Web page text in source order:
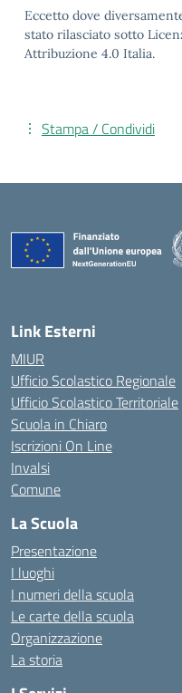
Eccetto dove
stato rilasciato sotto
Attribuzione 4.0 Italia.
Stampa / Condividi
Link Esterni
MIUR
Ufficio Scolastico Regionale
Ufficio Scolastico Territoriale
Scuola in Chiaro
Iscrizioni On Line
Invalsi
Comune
La Scuola
Presentazione
I luoghi
I numeri della scuola
Le carte della scuola
Organizzazione
La storia